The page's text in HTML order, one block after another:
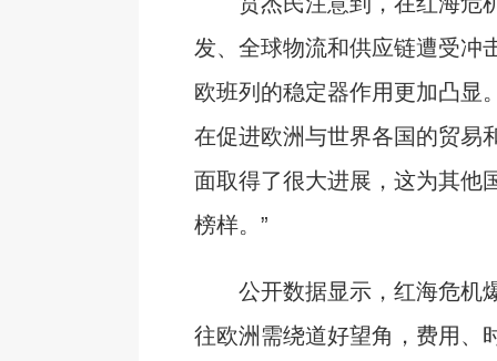
发、全球物流和供应链遭受冲
欧班列的稳定器作用更加凸显
在促进欧洲与世界各国的贸易
面取得了很大进展，这为其他
榜样。”
公开数据显示，红海危机
往欧洲需绕道好望角，费用、